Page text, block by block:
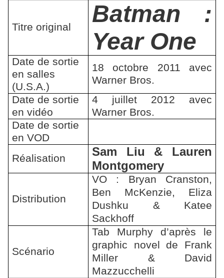
Titre original
Batman :
Year One
Date de sortie
en salles
(U.S.A.)
18 octobre 2011 avec
Warner Bros.
Date de sortie
en vidéo
4 juillet 2012 avec
Warner Bros.
Date de sortie
en VOD
Réalisation
Sam Liu & Lauren
Montgomery
Distribution
VO : Bryan Cranston,
Ben McKenzie, Eliza
Dushku & Katee
Sackhoff
Scénario
Tab Murphy d’après le
graphic novel de Frank
Miller & David
Mazzucchelli